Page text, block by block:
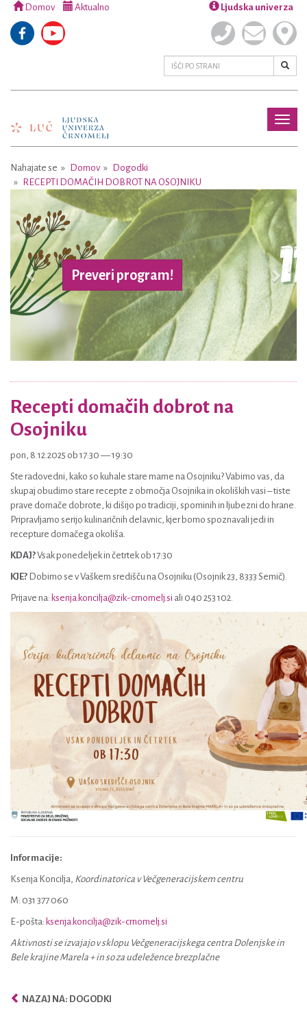
Domov Aktualno Ljudska univerza
Nahajate se Domov
Dogodki
RECEPTI DOMAČIH DOBROT NA OSOJNIKU
Preveri program!
Previous Next
Recepti domačih dobrot na
Osojniku
pon, 8.12.2025 ob 17:30 — 19:30
Ste radovedni, kako so kuhale stare mame na Osojniku? Vabimo vas, da
skupaj obudimo stare recepte z območja Osojnika in okoliških vasi – tiste
prave domače dobrote, ki dišijo po tradiciji, spominih in ljubezni do hrane.
Pripravljamo serijo kulinaričnih delavnic, kjer bomo spoznavali jedi in
recepture domačega okoliša.
KDAJ?Vsak ponedeljek in četrtek ob 17:30
KJE? Dobimo se v Vaškem središču na Osojniku (Osojnik 23, 8333 Semič).
Prijave na: ksenja.koncilja@zik-crnomelj.si ali 040 253 102.
Informacije:
Ksenja Koncilja, Koordinatorica v Večgeneracijskem centru
M: 031 377 060
E-pošta: ksenja.koncilja@zik-crnomelj.si
Aktivnosti se izvajajo v sklopu Večgeneracijskega centra Dolenjske in
Bele krajine Marela + in so za udeležence brezplačne
NAZAJ NA: DOGODKI